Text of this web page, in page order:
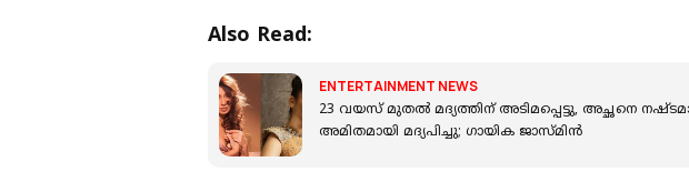
Also Read:
ENTERTAINMENT NEWS
23 വയസ് മുതല്‍ മദ്യത്തിന് അടിമപ്പെട്ടു, അച്ഛനെ
അമിതമായി മദ്യപിച്ചു; ഗായിക ജാസ്മിന്‍